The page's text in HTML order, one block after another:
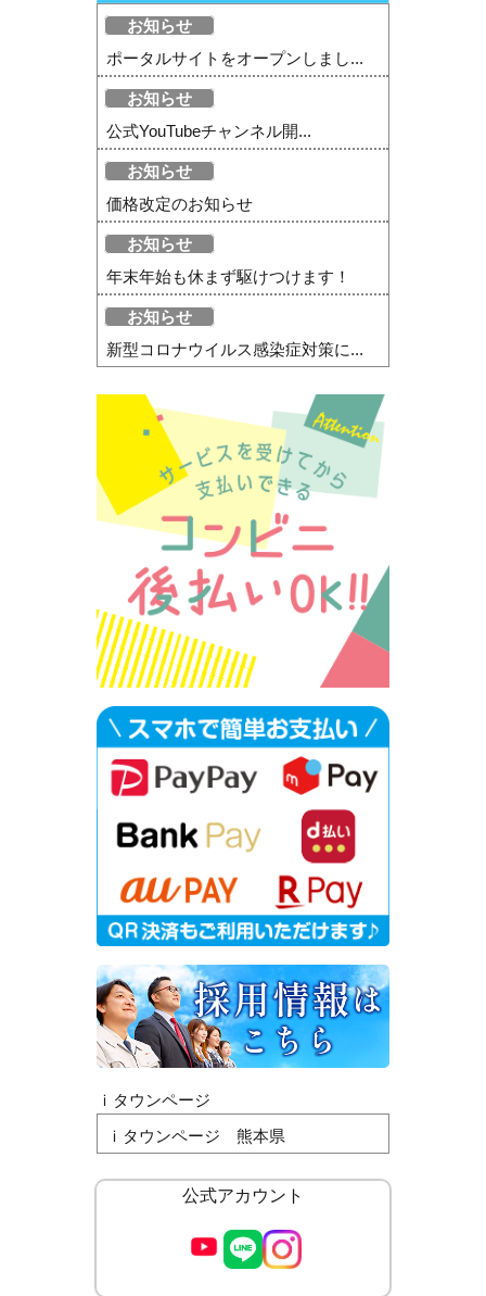
お知らせ
ポータルサイトをオープンしまし...
お知らせ
公式YouTubeチャンネル開...
お知らせ
価格改定のお知らせ
お知らせ
年末年始も休まず駆けつけます！
お知らせ
新型コロナウイルス感染症対策に...
ｉタウンページ
ｉタウンページ 熊本県
公式アカウント